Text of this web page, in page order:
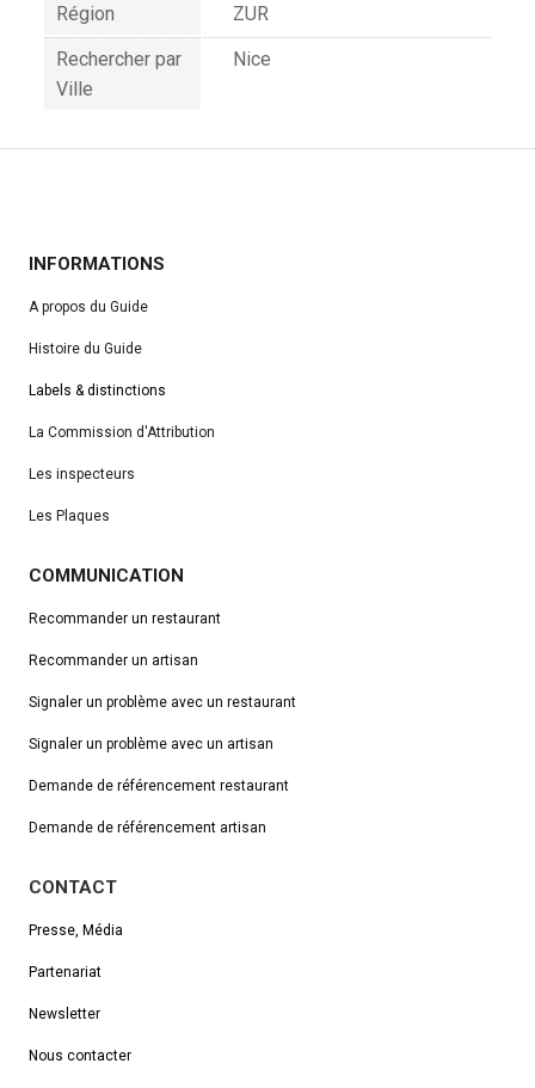
Région
ZUR
Rechercher par
Ville
Nice
INFORMATIONS
A propos du Guide
Histoire du Guide
Labels & distinctions
La Commission d'Attribution
Les inspecteurs
Les Plaques
COMMUNICATION
Recommander un restaurant
Recommander un artisan
Signaler un problème avec un restaurant
Signaler un problème avec un artisan
Demande de référencement restaurant
Demande de référencement artisan
CONTACT
Presse, Média
Partenariat
Newsletter
Nous contacter